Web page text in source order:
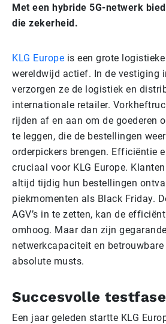
Met een hybride 5G-netwerk
die zekerheid.
KLG Europe is een grote
wereldwijd actief. In de vestiging
verzorgen ze de logistiek en
internationale retailer.
rijden af en aan om de goederen
te leggen, die de bestellingen
orderpickers brengen. Efficiëntie
cruciaal voor KLG Europe.
altijd tijdig hun bestellingen
piekmomenten als Black Friday.
AGV’s in te zetten, kan de
omhoog. Maar dan zijn
netwerkcapaciteit en
absolute musts.
Succesvolle testfase
Een jaar geleden startte KLG